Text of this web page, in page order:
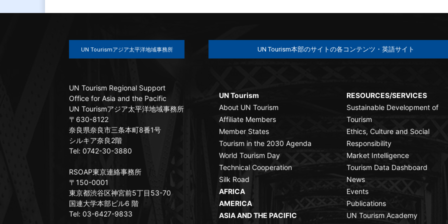
UN Tourismアジア太平洋地域事務所
UN Tourism Regional Support
Office for Asia and the Pacific
UN Tourismアジア太平洋地域事務所
〒630-8122
奈良県奈良市三条本町8番1号
シルキア奈良2階
Tel: 0742-30-3880
RSOAP東京連絡事務所
〒150-0001
東京都渋谷区神宮前5丁目53-70
国連大学本部ビル6 階
Tel: 03-6427-9833
UN Tourism本部のサイトの各コンテンツ・英語サイト
UN Tourism
About UN Tourism
Affiliate Members
Member States
Tourism in the 2030 Agenda
World Tourism Day
Technical Cooperation
Silk Road
AFRICA
AMERICA
ASIA AND THE PACIFIC
RESOURCES/SERVICES
Sustainable Development of
Tourism
Ethics, Culture and Social
Responsibility
Market Intelligence
Tourism Data Dashboard
News
Events
Publications
UN Tourism Academy